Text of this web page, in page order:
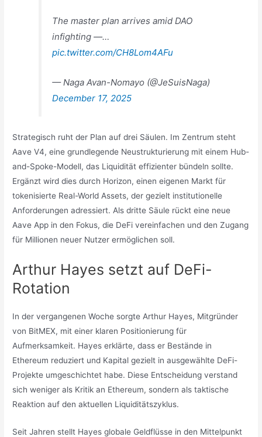
The master plan arrives amid DAO
infighting —…
pic.twitter.com/CH8Lom4AFu
— Naga Avan-Nomayo (@JeSuisNaga)
December 17, 2025
Strategisch ruht der Plan auf drei Säulen. Im Zentrum steht
Aave V4, eine grundlegende Neustrukturierung mit einem Hub-
and-Spoke-Modell, das Liquidität effizienter bündeln sollte.
Ergänzt wird dies durch Horizon, einen eigenen Markt für
tokenisierte Real-World Assets, der gezielt institutionelle
Anforderungen adressiert. Als dritte Säule rückt eine neue
Aave App in den Fokus, die DeFi vereinfachen und den Zugang
für Millionen neuer Nutzer ermöglichen soll.
Arthur Hayes setzt auf DeFi-
Rotation
In der vergangenen Woche sorgte Arthur Hayes, Mitgründer
von BitMEX, mit einer klaren Positionierung für
Aufmerksamkeit. Hayes erklärte, dass er Bestände in
Ethereum reduziert und Kapital gezielt in ausgewählte DeFi-
Projekte umgeschichtet habe. Diese Entscheidung verstand
sich weniger als Kritik an Ethereum, sondern als taktische
Reaktion auf den aktuellen Liquiditätszyklus.
Seit Jahren stellt Hayes globale Geldflüsse in den Mittelpunkt